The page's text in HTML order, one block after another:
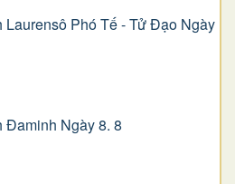
Laurensô Phó Tế - Tử Đạo Ngày
Đaminh Ngày 8. 8